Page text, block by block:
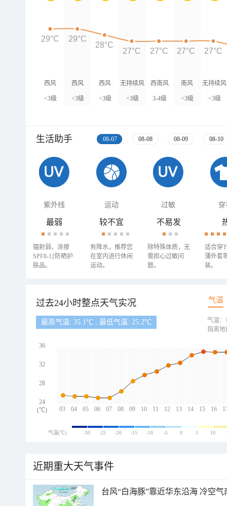
西风
<3级
西风
<3级
西风
<3级
无持续风
向
<3级
西南风
3-4级
南风
<3级
无持续风
向
<3级
29°C 29°C
28°C
27°C 27°C 27°C 27°C
生活助手 08-07 08-08 08-09 08-10
紫外线 运动 过敏 穿
最弱
辐射弱，涂擦
SPF8-12防晒护
肤品。
较不宜
有降水，推荐您
在室内进行休闲
运动。
不易发
除特殊体质，无
需担心过敏问
题。
适合穿
薄外套
装。
过去24小时整点天气实况 气温
最高气温: 35.1℃ , 最低气温: 25.2℃
03 04 05 06 07 08 09 10 11 12 13 14 15 16
36
32
28
24
(℃)
气温：
指离地
气温(℃) -30 -25 -20 -15 -10 -5 0 5 10
近期重大天气事件
台风“白海豚”靠近华东沿海 冷空